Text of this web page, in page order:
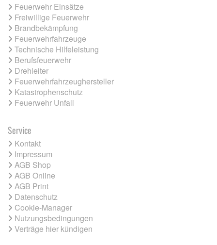
Feuerwehr Einsätze
Freiwillige Feuerwehr
Brandbekämpfung
Feuerwehrfahrzeuge
Technische Hilfeleistung
Berufsfeuerwehr
Drehleiter
Feuerwehrfahrzeughersteller
Katastrophenschutz
Feuerwehr Unfall
Service
Kontakt
Impressum
AGB Shop
AGB Online
AGB Print
Datenschutz
Cookie-Manager
Nutzungsbedingungen
Verträge hier kündigen